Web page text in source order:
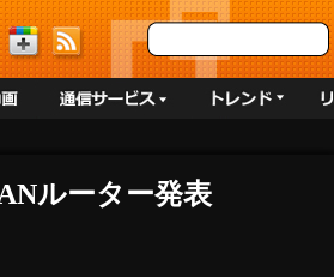
ルーター発表